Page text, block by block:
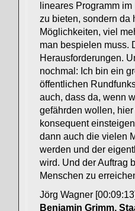
lineares Programm
zu bieten, sondern da
Möglichkeiten, viel
man bespielen muss.
Herausforderungen.
nochmal: Ich bin ein
öffentlichen
auch, dass da, wenn
gefährden wollen,
konsequent
dann auch die vielen
werden und der
wird. Und der Auftrag
Menschen zu
Jörg Wagner [00:09:13]
Benjamin Grimm,